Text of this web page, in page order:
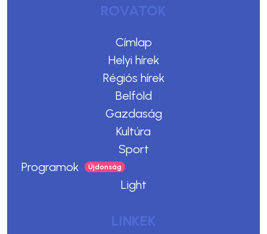
ROVATOK
Címlap
Helyi hírek
Régiós hírek
Belföld
Gazdaság
Kultúra
Sport
Programok
Light
LINKEK